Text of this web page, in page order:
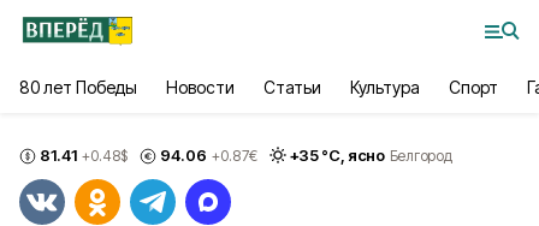
80 лет Победы Новости Статьи Культура Спорт
81.41 +0.48$ 94.06 +0.87€ +35°С, ясно Белгород